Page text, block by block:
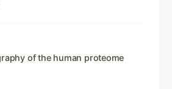
of the human proteome